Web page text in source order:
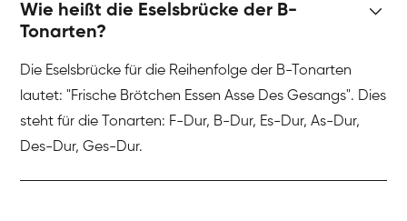
Wie heißt die Eselsbrücke der B-
Tonarten?
Die Eselsbrücke für die Reihenfolge der B-Tonarten
lautet: "Frische Brötchen Essen Asse Des Gesangs". Dies
steht für die Tonarten: F-Dur, B-Dur, Es-Dur, As-Dur,
Des-Dur, Ges-Dur.